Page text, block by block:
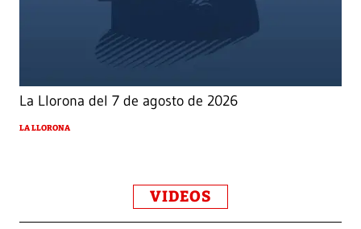
La Llorona del 7 de agosto de 2026
LA LLORONA
VIDEOS